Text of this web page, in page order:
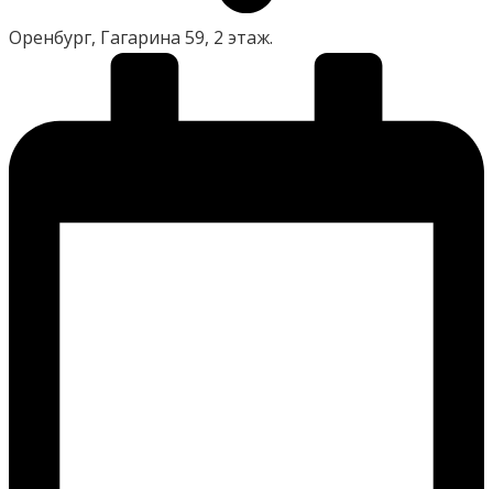
Оренбург, Гагарина 59, 2 этаж.